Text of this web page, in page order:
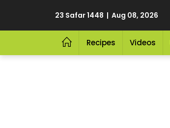
23 Safar 1448 | Aug 08, 2026
Recipes Videos